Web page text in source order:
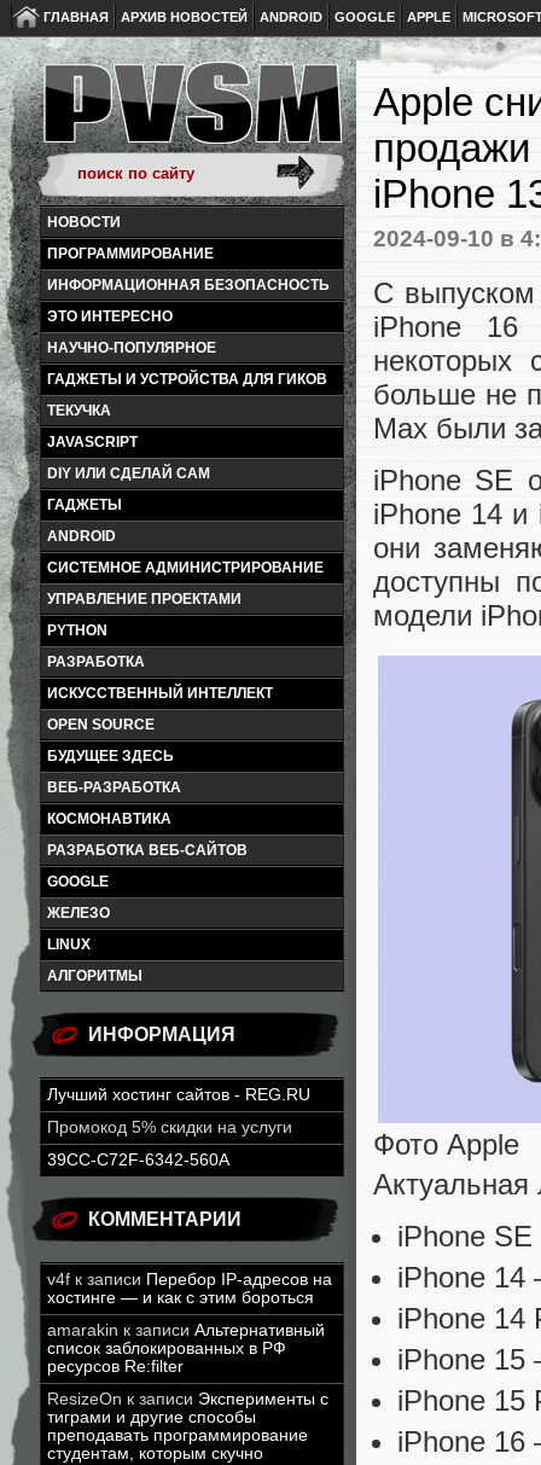
ГЛАВНАЯ АРХИВ НОВОСТЕЙ ANDROID GOOGLE APPLE
НОВОСТИ
ПРОГРАММИРОВАНИЕ
ИНФОРМАЦИОННАЯ БЕЗОПАСНОСТЬ
ЭТО ИНТЕРЕСНО
НАУЧНО-ПОПУЛЯРНОЕ
ГАДЖЕТЫ И УСТРОЙСТВА ДЛЯ ГИКОВ
ТЕКУЧКА
JAVASCRIPT
DIY ИЛИ СДЕЛАЙ САМ
ГАДЖЕТЫ
ANDROID
СИСТЕМНОЕ АДМИНИСТРИРОВАНИЕ
УПРАВЛЕНИЕ ПРОЕКТАМИ
PYTHON
РАЗРАБОТКА
ИСКУССТВЕННЫЙ ИНТЕЛЛЕКТ
OPEN SOURCE
БУДУЩЕЕ ЗДЕСЬ
ВЕБ-РАЗРАБОТКА
КОСМОНАВТИКА
РАЗРАБОТКА ВЕБ-САЙТОВ
GOOGLE
ЖЕЛЕЗО
LINUX
АЛГОРИТМЫ
ИНФОРМАЦИЯ
Лучший хостинг сайтов - REG.RU
Промокод 5% скидки на услуги
39CC-C72F-6342-560A
КОММЕНТАРИИ
v4f к записи Перебор IP-адресов на
хостинге — и как с этим бороться
amarakin к записи Альтернативный
список заблокированных в РФ
ресурсов Re:filter
ResizeOn к записи Эксперименты с
тиграми и другие способы
преподавать программирование
студентам, которым скучно
Apple
продажи
iPhone
2024-09-10 в
С
iPhone 16
некоторых
больше не
Max были
iPhone SE
iPhone 14 и
они
доступны
модели
Фото Apple
Актуальная
iPhone
iPhone 14
iPhone 14
iPhone 15
iPhone 15
iPhone